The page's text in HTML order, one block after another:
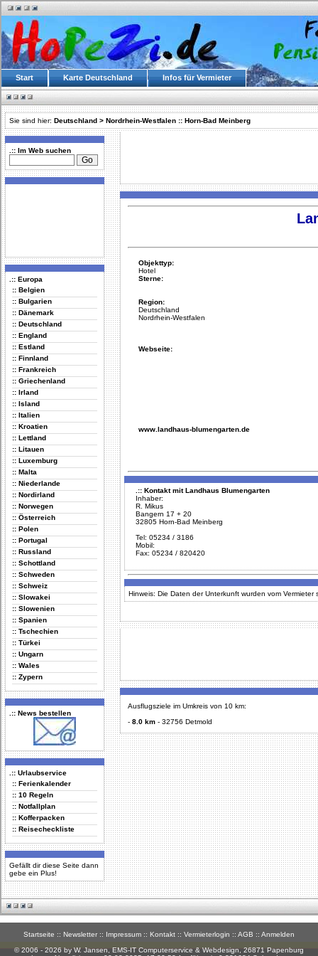
Start Karte Deutschland Infos für Vermieter
Sie sind hier: Deutschland > Nordrhein-Westfalen :: Horn-Bad Meinberg
.:: Im Web suchen
.:: Europa
:: Belgien
:: Bulgarien
:: Dänemark
:: Deutschland
:: England
:: Estland
:: Finnland
:: Frankreich
:: Griechenland
:: Irland
:: Island
:: Italien
:: Kroatien
:: Lettland
:: Litauen
:: Luxemburg
:: Malta
:: Niederlande
:: Nordirland
:: Norwegen
:: Österreich
:: Polen
:: Portugal
:: Russland
:: Schottland
:: Schweden
:: Schweiz
:: Slowakei
:: Slowenien
:: Spanien
:: Tschechien
:: Türkei
:: Ungarn
:: Wales
:: Zypern
.:: News bestellen
.:: Urlaubservice
:: Ferienkalender
:: 10 Regeln
:: Notfallplan
:: Kofferpacken
:: Reisecheckliste
Gefällt dir diese Seite dann
gebe ein Plus!
Objekttyp:
Hotel
Sterne:
Region:
Deutschland
Nordrhein-Westfalen
Webseite:
www.landhaus-blumengarten.de
.:: Kontakt mit Landhaus Blumengarten
Inhaber:
R. Mikus
Bangern 17 + 20
32805 Horn-Bad Meinberg
Tel: 05234 / 3186
Mobil:
Fax: 05234 / 820420
Hinweis: Die Daten der Unterkunft wurden vom
Ausflugsziele im Umkreis von 10 km:
- 8.0 km - 32756 Detmold
Startseite :: Newsletter :: Impressum :: Kontakt :: Vermieterlogin :: AGB :: Anmelden
© 2006 - 2026 by W. Jansen, EMS-IT Computerservice & Webdesign , 26871 Papenburg